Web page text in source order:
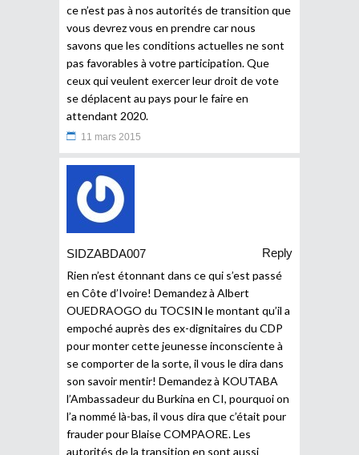
ce n’est pas à nos autorités de transition que
vous devrez vous en prendre car nous
savons que les conditions actuelles ne sont
pas favorables à votre participation. Que
ceux qui veulent exercer leur droit de vote
se déplacent au pays pour le faire en
attendant 2020.
11 mars 2015
SIDZABDA007
Reply
Rien n’est étonnant dans ce qui s’est passé
en Côte d’Ivoire! Demandez à Albert
OUEDRAOGO du TOCSIN le montant qu’il a
empoché auprès des ex-dignitaires du CDP
pour monter cette jeunesse inconsciente à
se comporter de la sorte, il vous le dira dans
son savoir mentir! Demandez à KOUTABA
l’Ambassadeur du Burkina en CI, pourquoi on
l’a nommé là-bas, il vous dira que c’était pour
frauder pour Blaise COMPAORE. Les
autorités de la transition en sont aussi